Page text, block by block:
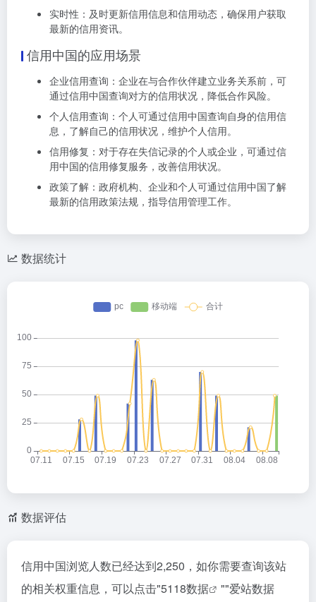
实时性：及时更新信用信息和信用动态，确保用户获取
最新的信用资讯。
信用中国的应用场景
企业信用查询：企业在与合作伙伴建立业务关系前，可
通过信用中国查询对方的信用状况，降低合作风险。
个人信用查询：个人可通过信用中国查询自身的信用信
息，了解自己的信用状况，维护个人信用。
信用修复：对于存在失信记录的个人或企业，可通过信
用中国的信用修复服务，改善信用状况。
政策了解：政府机构、企业和个人可通过信用中国了解
最新的信用政策法规，指导信用管理工作。
数据统计
数据评估
信用中国浏览人数已经达到2,250，如你需要查询该站
的相关权重信息，可以点击"5118数据 ""爱站数据